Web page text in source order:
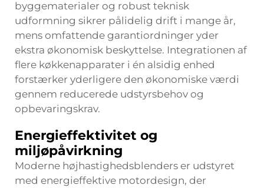
byggematerialer og robust teknisk
udformning sikrer pålidelig drift i mange år,
mens omfattende garantiordninger yder
ekstra økonomisk beskyttelse. Integrationen af
flere køkkenapparater i én alsidig enhed
forstærker yderligere den økonomiske værdi
gennem reducerede udstyrsbehov og
opbevaringskrav.
Energieffektivitet og
miljøpåvirkning
Moderne højhastighedsblenders er udstyret
med energieffektive motordesign, der